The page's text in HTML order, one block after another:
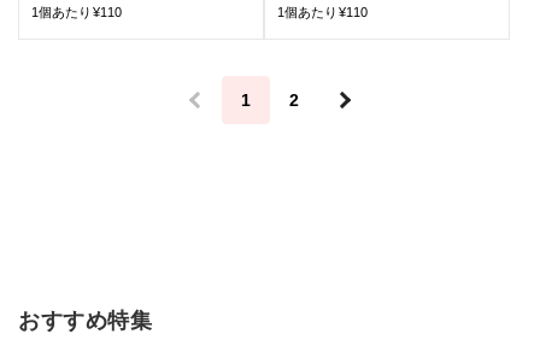
1個あたり¥110 1個あたり¥110
＜ 1 2 ＞
おすすめ特集